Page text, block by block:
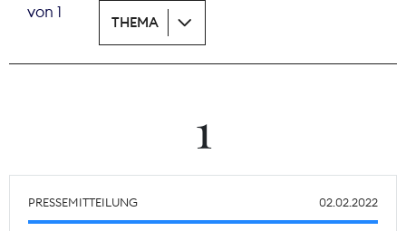
Tarifpolitik
Theodor-Wolff-Preis
Mitgliederbereich
von 1
THEMA
1
PRESSEMITTEILUNG 02.02.2022